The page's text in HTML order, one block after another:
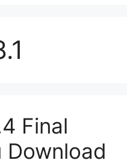
Final
Download